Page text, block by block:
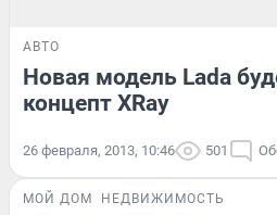
АВТО
Новая модель Lada
концепт XRay
26 февраля, 2013, 10:46 501
МОЙ ДОМ НЕДВИЖИМОСТЬ